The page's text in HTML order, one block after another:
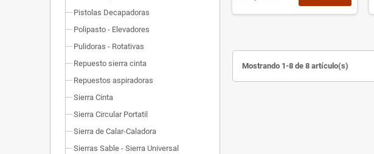
Pistolas Decapadoras
Polipasto - Elevadores
Pulidoras - Rotativas
Repuesto sierra cinta
Repuestos aspiradoras
Sierra Cinta
Sierra Circular Portatil
Sierra de Calar-Caladora
Sierras Sable - Sierra Universal
Mostrando 1-8 de 8 artículo(s)